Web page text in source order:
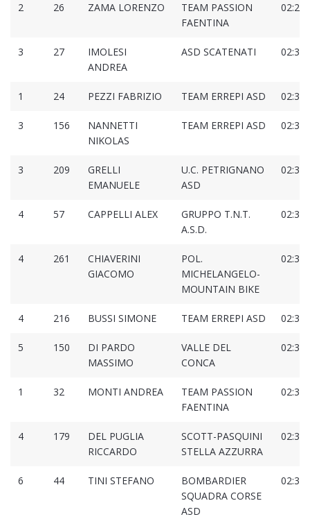
2 26 ZAMA LORENZO
TEAM PASSION
FAENTINA
3 27
IMOLESI
ANDREA
ASD SCATENATI
1 24 PEZZI FABRIZIO TEAM ERREPI ASD
3 156
NANNETTI
NIKOLAS
TEAM ERREPI ASD
3 209
GRELLI
EMANUELE
U.C. PETRIGNANO
ASD
4 57 CAPPELLI ALEX
GRUPPO T.N.T.
A.S.D.
4 261
CHIAVERINI
GIACOMO
POL.
MICHELANGELO-
MOUNTAIN BIKE
4 216 BUSSI SIMONE TEAM ERREPI ASD
5 150
DI PARDO
MASSIMO
VALLE DEL
CONCA
1 32 MONTI ANDREA
TEAM PASSION
FAENTINA
4 179
DEL PUGLIA
RICCARDO
SCOTT-PASQUINI
STELLA AZZURRA
6 44 TINI STEFANO
BOMBARDIER
SQUADRA CORSE
ASD